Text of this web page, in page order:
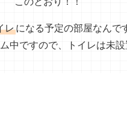
レになる予定の部屋なんで
中ですので、トイレは未設